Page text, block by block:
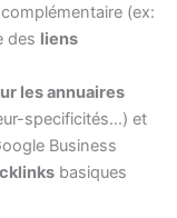
(ex:
des liens
les annuaires
specificités…) et
Business
basiques